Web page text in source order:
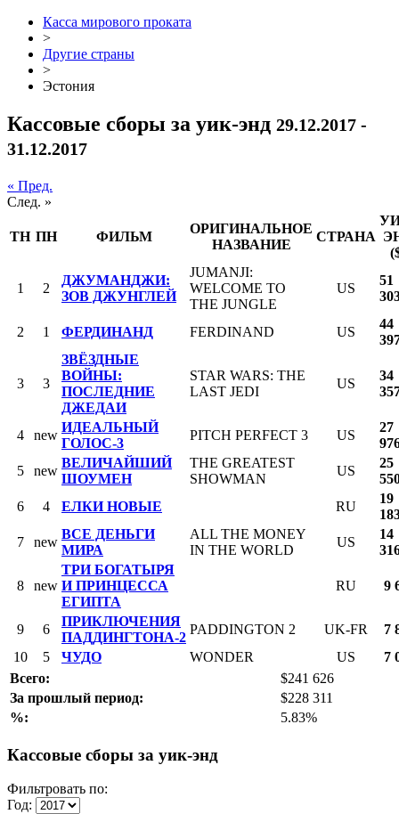
Касса мирового проката
>
Другие страны
>
Эстония
Кассовые сборы за уик-энд 29.12.2017 -
31.12.2017
« Пред.
След. »
ТН ПН ФИЛЬМ
ОРИГИНАЛЬНОЕ
НАЗВАНИЕ
СТРАНА
1 2
ДЖУМАНДЖИ:
ЗОВ ДЖУНГЛЕЙ
JUMANJI:
WELCOME TO
THE JUNGLE
US
51
2 1 ФЕРДИНАНД FERDINAND US
44
3 3
ЗВЁЗДНЫЕ
ВОЙНЫ:
ПОСЛЕДНИЕ
ДЖЕДАИ
STAR WARS: THE
LAST JEDI
US
34
4 new
ИДЕАЛЬНЫЙ
ГОЛОС-3
PITCH PERFECT 3 US
27
5
new
ВЕЛИЧАЙШИЙ
ШОУМЕН
THE GREATEST
SHOWMAN
US
25
6
4 ЕЛКИ НОВЫЕ RU
19
7
new
ВСЕ ДЕНЬГИ
МИРА
ALL THE MONEY
IN THE WORLD
US
14
8 new
ТРИ БОГАТЫРЯ
И ПРИНЦЕССА
ЕГИПТА
RU 9
9 6
ПРИКЛЮЧЕНИЯ
ПАДДИНГТОНА-2
PADDINGTON 2 UK-FR
7
10
5 ЧУДО WONDER US
7
Всего:
$241 626
За прошлый период:
$228 311
%:
5.83%
Кассовые сборы за уик-энд
Фильтровать по:
Год: